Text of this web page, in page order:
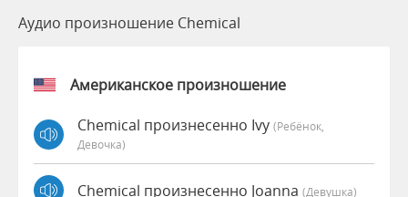
Аудио произношение Chemical
Американское произношение
Chemical произнесенно Ivy (Ребёнок,
Девочка)
Chemical произнесенно Joanna (девушка)